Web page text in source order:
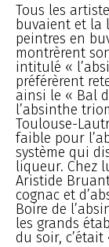
Tous les
buvaient et la
peintres en
montrèrent
intitulé «
préférèrent
ainsi le « Bal
l’absinthe
Toulouse-
faible pour
système qui
liqueur. Chez
Aristide
cognac et
Boire de
les grands
du soir, c’était